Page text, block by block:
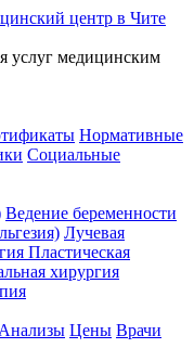
услуг медицинским
Нормативные
Социальные
Ведение беременности
Лучевая
Пластическая
хирургия
Анализы Цены Врачи